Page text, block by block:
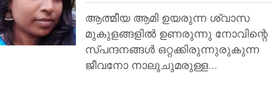
ആത്മീയ ആമി ഉയരുന്ന ശ്വാസ
മുകുളങ്ങളിൽ ഉണരുന്നു നോവിന്റെ
സ്പന്ദനങ്ങൾ ഒറ്റക്കിരുന്നുരുകുന്ന
ജീവനോ നാലുചുമരുള്ള…